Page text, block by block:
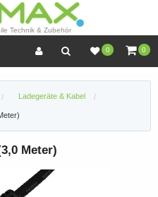
Technik & Zubehör
0 0
Ladegeräte & Kabel
Meter)